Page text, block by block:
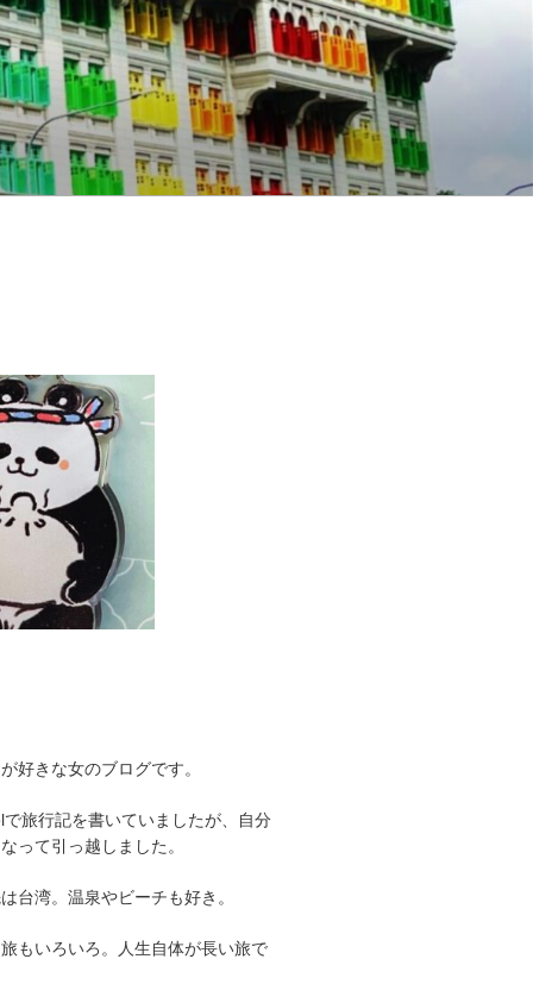
好きな女のブログです。
旅行記を書いていましたが、自分
って引っ越しました。
台湾。温泉やビーチも好き。
もいろいろ。人生自体が長い旅で